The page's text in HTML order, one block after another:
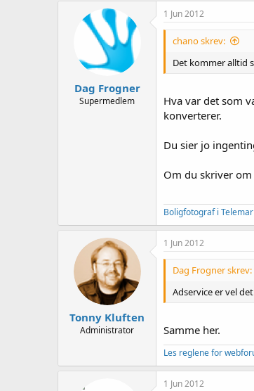
Dag Frogner
Supermedlem
1 Jun 2012
chano skrev:
Det kommer alltid
Hva var det som
konverterer.
Du sier jo
Om du skriver
Boligfotograf i
Tonny Kluften
Administrator
1 Jun 2012
Dag Frogner skrev:
Adservice er vel
Samme her.
Les reglene for
1 Jun 2012